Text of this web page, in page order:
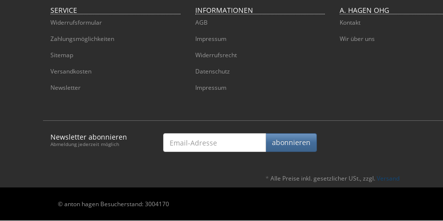
SERVICE
Widerrufsformular
Zahlungsmöglichkeiten
Sitemap
Versandkosten
Newsletter
INFORMATIONEN
AGB
Impressum
Widerrufsrecht
Datenschutz
Impressum
A. HAGEN OHG
Kontakt
Wir über uns
Newsletter abonnieren
Abmeldung jederzeit möglich
Email-
Adresse
abonnieren
* Alle Preise inkl. gesetzlicher USt., zzgl. Versand
© anton hagen Besucherstand: 3004170